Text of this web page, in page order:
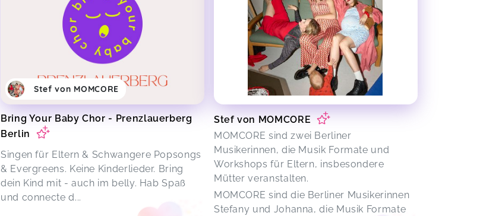
Stef von MOMCORE
Bring Your Baby Chor - Prenzlauerberg
Berlin
Singen für Eltern & Schwangere Popsongs
& Evergreens. Keine Kinderlieder. Bring
dein Kind mit - auch im belly. Hab Spaß
und connecte d...
Stef von MOMCORE
MOMCORE sind zwei Berliner
Musikerinnen, die Musik Formate und
Workshops für Eltern, insbesondere
Mütter veranstalten.
MOMCORE sind die Berliner Musikerinnen
Stefany und Johanna, die Musik Formate